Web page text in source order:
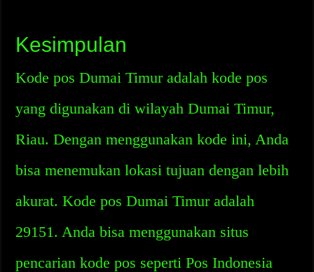
Kesimpulan
Kode pos Dumai Timur adalah kode pos
yang digunakan di wilayah Dumai Timur,
Riau. Dengan menggunakan kode ini, Anda
bisa menemukan lokasi tujuan dengan lebih
akurat. Kode pos Dumai Timur adalah
29151. Anda bisa menggunakan situs
pencarian kode pos seperti Pos Indonesia